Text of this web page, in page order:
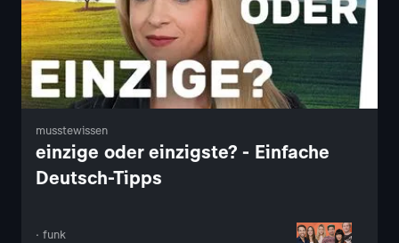
musstewissen
einzige oder einzigste? - Einfache
Deutsch-Tipps
· funk